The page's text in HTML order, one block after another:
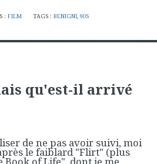
: FILM TAGS :BENIGNI ,90S
qu'est-il arrivé
de ne pas avoir suivi, moi
le faiblard "Flirt" (plus